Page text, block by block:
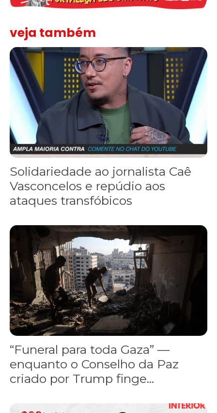
veja também
Solidariedade ao jornalista Caê Vasconcelos e repúdio aos
Solidariedade ao jornalista Caê
Vasconcelos e repúdio aos
ataques transfóbicos
“Funeral para toda Gaza” — enquanto o Conselho da Paz
“Funeral para toda Gaza” —
enquanto o Conselho da Paz
criado por Trump finge...
Assinada nova CCT de jornais e revistas do interior